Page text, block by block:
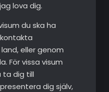
lova dig.
du ska ha
eller genom
För vissa visum
ta dig till
dig själv,